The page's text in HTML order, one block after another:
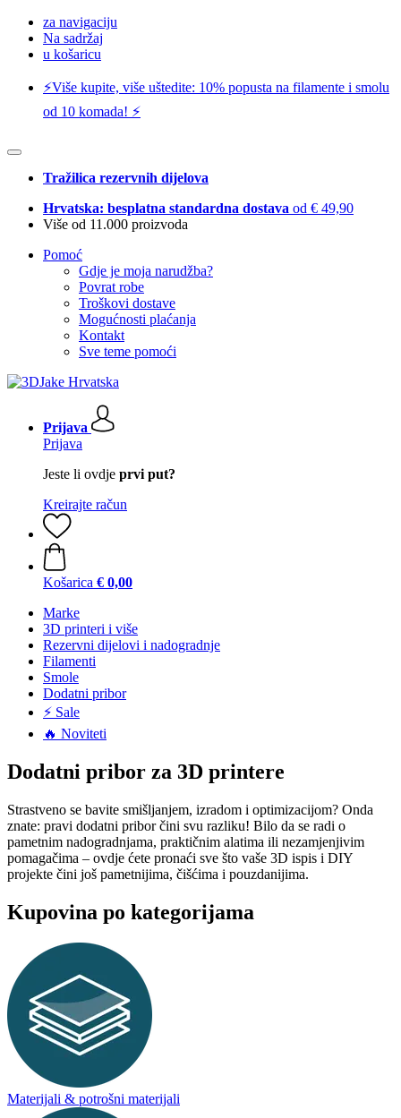
za navigaciju
Na sadržaj
u košaricu
⚡️Više kupite, više uštedite: 10% popusta na filamente i smolu
od 10 komada! ⚡️
Tražilica rezervnih dijelova
Hrvatska: besplatna standardna dostava od € 49,90
Više od 11.000 proizvoda
Pomoć
Gdje je moja narudžba?
Povrat robe
Troškovi dostave
Mogućnosti plaćanja
Kontakt
Sve teme pomoći
Prijava
Prijava
Jeste li ovdje prvi put?
Kreirajte račun
Košarica € 0,00
Marke
3D printeri i više
Rezervni dijelovi i nadogradnje
Filamenti
Smole
Dodatni pribor
⚡ Sale
🔥 Noviteti
Dodatni pribor za 3D printere
Strastveno se bavite smišljanjem, izradom i optimizacijom? Onda
znate: pravi dodatni pribor čini svu razliku! Bilo da se radi o
pametnim nadogradnjama, praktičnim alatima ili nezamjenjivim
pomagačima – ovdje ćete pronaći sve što vaše 3D ispis i DIY
projekte čini još pametnijima, čišćima i pouzdanijima.
Kupovina po kategorijama
Materijali & potrošni materijali